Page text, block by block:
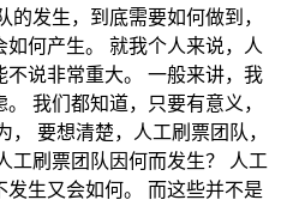
发生，到底需要如何做到，
何产生。 就我个人来说，人
说非常重大。 一般来讲，我
我们都知道，只要有意义，
要想清楚，人工刷票团队，
工刷票团队因何而发生？ 人工
生又会如何。 而这些并不是